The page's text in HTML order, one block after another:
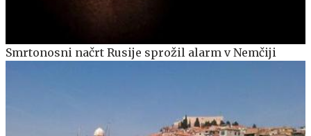
Smrtonosni načrt Rusije sprožil alarm v Nemčiji